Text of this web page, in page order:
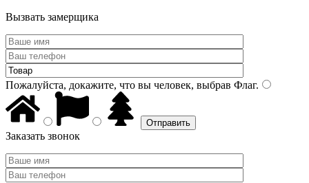
Вызвать замерщика
Пожалуйста, докажите, что вы человек, выбрав Флаг.
Заказать звонок